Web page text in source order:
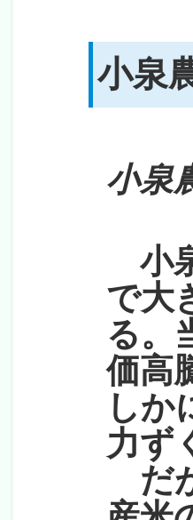
小泉
小泉
小
で大
る。
価高
しか
力ず
だ